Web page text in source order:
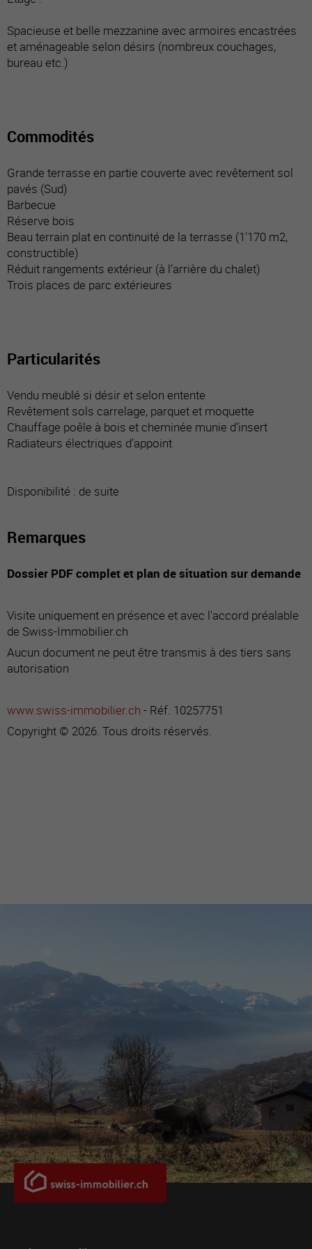
Spacieuse et belle mezzanine avec armoires encastrées
et aménageable selon désirs (nombreux couchages,
bureau etc.)
Commodités
Grande terrasse en partie couverte avec revêtement sol
pavés (Sud)
Barbecue
Réserve bois
Beau terrain plat en continuité de la terrasse (1'170 m2,
constructible)
Réduit rangements extérieur (à l’arrière du chalet)
Trois places de parc extérieures
Particularités
Vendu meublé si désir et selon entente
Revêtement sols carrelage, parquet et moquette
Chauffage poêle à bois et cheminée munie d’insert
Radiateurs électriques d’appoint
Disponibilité : de suite
Remarques
Dossier PDF complet et plan de situation sur demande
Visite uniquement en présence et avec l'accord préalable
de Swiss-Immobilier.ch
Aucun document ne peut être transmis à des tiers sans
autorisation
www.swiss-immobilier.ch - Réf. 10257751
Copyright © 2026. Tous droits réservés.